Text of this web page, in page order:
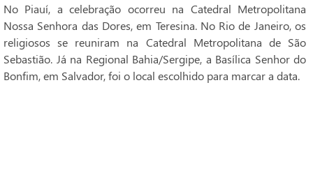
No Piauí, a celebração ocorreu na Catedral Metropolitana
Nossa Senhora das Dores, em Teresina. No Rio de Janeiro, os
religiosos se reuniram na Catedral Metropolitana de São
Sebastião. Já na Regional Bahia/Sergipe, a Basílica Senhor do
Bonfim, em Salvador, foi o local escolhido para marcar a data.